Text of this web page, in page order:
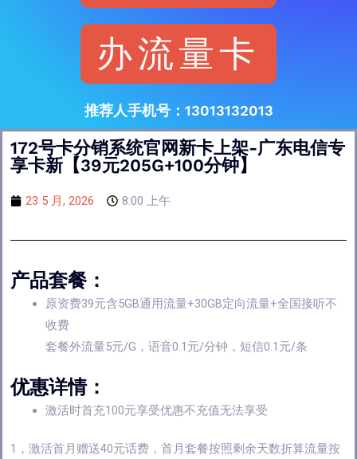
办流量卡
推荐人手机号：13013132013
172号卡分销系统官网新卡上架-广东电信专
享卡新【39元205G+100分钟】
23 5 月, 2026 8:00 上午
产品套餐：
原资费39元含5GB通用流量+30GB定向流量+全国接听不
收费
套餐外流量5元/G，语音0.1元/分钟，短信0.1元/条
优惠详情：
激活时首充100元享受优惠不充值无法享受
1，激活首月赠送40元话费，首月套餐按照剩余天数折算流量按